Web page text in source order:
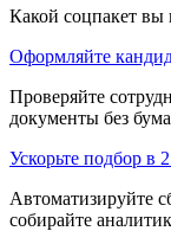
Какой соцпакет вы
Оформляйте
Проверяйте
документы без
Ускорьте подбор в
Автоматизируйте
собирайте